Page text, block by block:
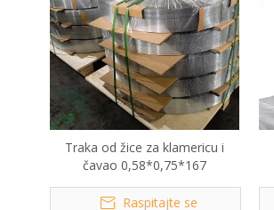
Traka od žice za klamericu i
čavao 0,58*0,75*167
Raspitajte se